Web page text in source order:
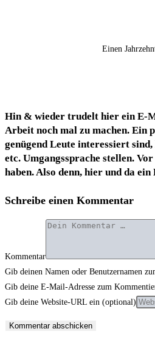
Einen
Hin & wie­der tru­delt hier ein
Arbeit noch mal zu machen. Ein
genü­gend Leu­te inter­es­siert
etc. Umgangs­spra­che stel­len.
haben. Also denn, hier und da
Schreibe einen Kommentar
Kommentar
Gib deinen Namen oder Benutzernamen
Gib deine E-Mail-Adresse zum
Gib deine Website-URL ein (optional)